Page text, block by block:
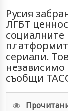
Русия
ЛГБТ
сериали.
независимо
съобщи